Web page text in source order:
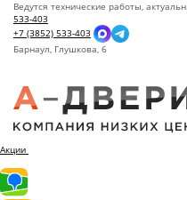
Ведутся технические работы,
533-403
+7 (3852) 533-403
Барнаул, Глушкова, 6
Акции